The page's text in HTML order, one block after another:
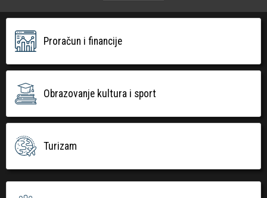
Proračun i financije
Obrazovanje kultura i sport
Turizam